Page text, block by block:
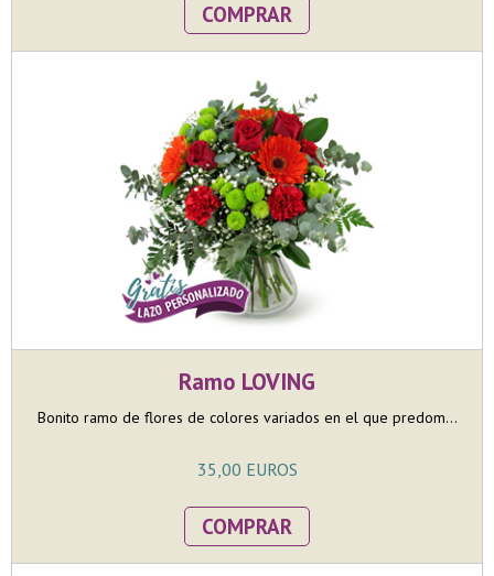
COMPRAR
Ramo LOVING
Bonito ramo de flores de colores variados en el que predom...
35,00 EUROS
COMPRAR